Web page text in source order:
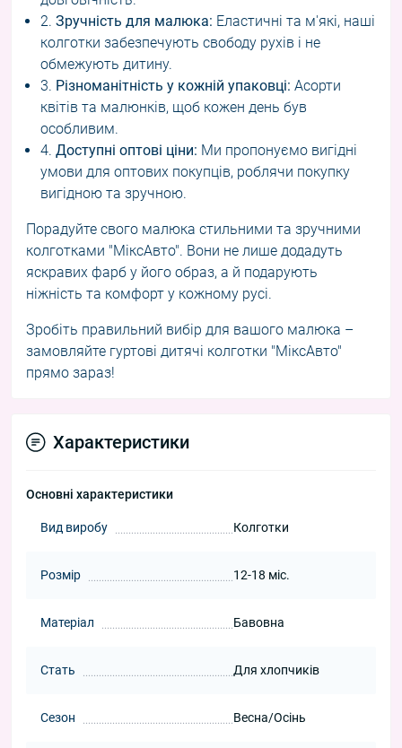
2. Зручність для малюка: Еластичні та м'які, наші
колготки забезпечують свободу рухів і не
обмежують дитину.
3. Різноманітність у кожній упаковці: Асорти
квітів та малюнків, щоб кожен день був
особливим.
4. Доступні оптові ціни: Ми пропонуємо вигідні
умови для оптових покупців, роблячи покупку
вигідною та зручною.
Порадуйте свого малюка стильними та зручними
колготками "МіксАвто". Вони не лише додадуть
яскравих фарб у його образ, а й подарують
ніжність та комфорт у кожному русі.
Зробіть правильний вибір для вашого малюка –
замовляйте гуртові дитячі колготки "МіксАвто"
прямо зараз!
Характеристики
Основні характеристики
Вид виробу Колготки
Розмір 12-18 міс.
Матеріал Бавовна
Стать Для хлопчиків
Сезон Весна/Осінь